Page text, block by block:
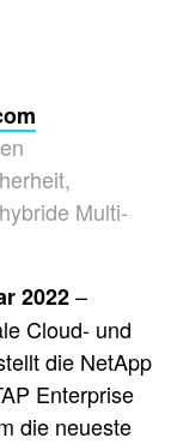
Multi-
2022–
Cloud- und
die NetApp
Enterprise
die neueste